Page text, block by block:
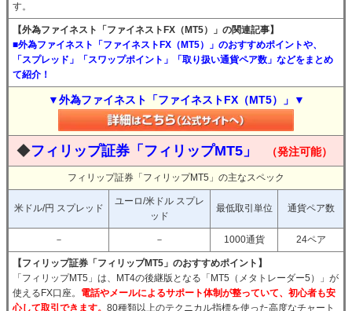
す。
【外為ファイネスト「ファイネストFX（MT5）」の関連記事】
■外為ファイネスト「ファイネストFX（MT5）」のおすすめポイントや、
「スプレッド」「スワップポイント」「取り扱い通貨ペア数」などをまとめ
て紹介！
▼外為ファイネスト「ファイネストFX（MT5）」▼
◆フィリップ証券「フィリップMT5」 （発注可能）
フィリップ証券「フィリップMT5」の主なスペック
米ドル/円 スプレッド
ユーロ/米ドル スプレ
ッド
最低取引単位 通貨ペア数
－ － 1000通貨 24ペア
【フィリップ証券「フィリップMT5」のおすすめポイント】
「フィリップMT5」は、MT4の後継版となる「MT5（メタトレーダー5）」が
使えるFX口座。 電話やメールによるサポート体制が整っていて、初心者も安
心して取引できます。 80種類以上のテクニカル指標を使った高度なチャート